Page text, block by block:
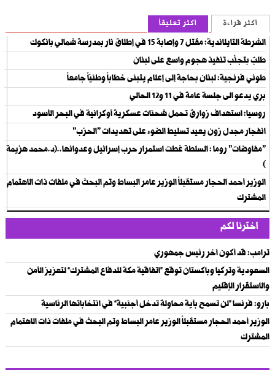
أكثر قراءة أكثر تعليقاً
الشرطة التايلاندية: مقتل 7 وإصابة 15 في إطلاق نار بمدرسة شمالي بانكوك
طلبٌ بتجنّب تنفيذ هجوم واسع على لبنان
طوني فرنجية: لبنان بحاجة إلى إعلام يتبنى خطاباً وطنيّاً جامعاً
بري يدعو الى جلسة عامة في 11 و12 الحالي
روسيا: استهداف زوارق تحمل شحنات عسكرية أوكرانية في البحر الأسود
انفجار مجدل زون يعيد تسليط الضوء على تهديدات "الحزب"
"مفاوضات" روما : السلطة غطت استمرار حرب إسرائيل وعدوانها..(د.محمد هزيمة
)
الوزير أحمد الحجار مستقبلاً الوزير عامر البساط وتم البحث في ملفات ذات الاهتمام
المشترك
اخترنا لكم
ترامب: قد أكون آخر رئيس جمهوري
السعودية وتركيا وباكستان توقع “اتفاقية مكة للدفاع المشترك” لتعزيز الأمن
والاستقرار الإقليم
بارو: فرنسا “لن تسمح بأية محاولة تدخل أجنبية” في انتخاباتها الرئاسية
الوزير أحمد الحجار مستقبلاً الوزير عامر البساط وتم البحث في ملفات ذات الاهتمام
المشترك